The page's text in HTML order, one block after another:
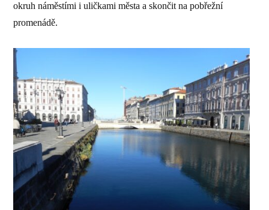
okruh náměstími i uličkami města a skončit na pobřežní
promenádě.